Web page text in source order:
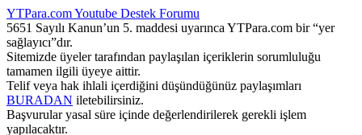
YTPara.comYoutube Destek Forumu
5651 Sayılı Kanun’un 5. maddesi uyarınca YTPara.com bir “yer
sağlayıcı”dır.
Sitemizde üyeler tarafından paylaşılan içeriklerin sorumluluğu
tamamen ilgili üyeye aittir.
Telif veya hak ihlali içerdiğini düşündüğünüz paylaşımları
BURADAN iletebilirsiniz.
Başvurular yasal süre içinde değerlendirilerek gerekli işlem
yapılacaktır.